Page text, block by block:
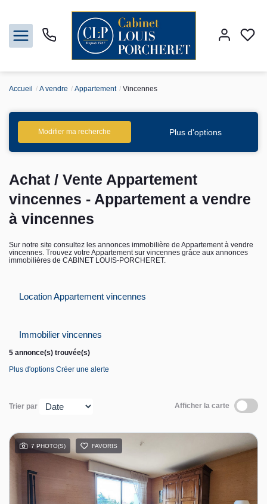
Louer
Gestion
Syndic
Nos agences
Contact
Espace personnel
Accueil A vendre Appartement Vincennes
Modifier ma recherche Plus d'options
Achat / Vente Appartement
vincennes - Appartement a vendre
à vincennes
Sur notre site consultez les annonces immobilière de Appartement à vendre
vincennes. Trouvez votre Appartement sur vincennes grâce aux annonces
immobilières de CABINET LOUIS-PORCHERET.
Location Appartement vincennes
Immobilier vincennes
5 annonce(s) trouvée(s)
Plus d'options Créer une alerte
Trier par Afficher la carte
7 PHOTO(S) FAVORIS